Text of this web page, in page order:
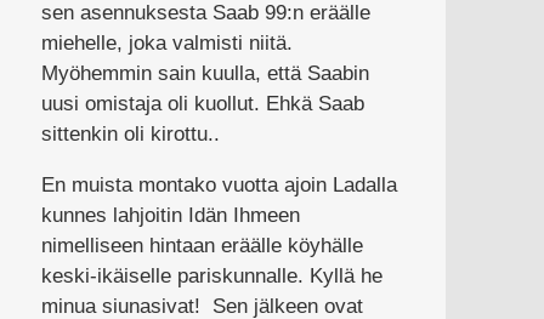
sen asennuksesta Saab 99:n eräälle
miehelle, joka valmisti niitä.
Myöhemmin sain kuulla, että Saabin
uusi omistaja oli kuollut. Ehkä Saab
sittenkin oli kirottu..
En muista montako vuotta ajoin Ladalla
kunnes lahjoitin Idän Ihmeen
nimelliseen hintaan eräälle köyhälle
keski-ikäiselle pariskunnalle. Kyllä he
minua siunasivat! Sen jälkeen ovat